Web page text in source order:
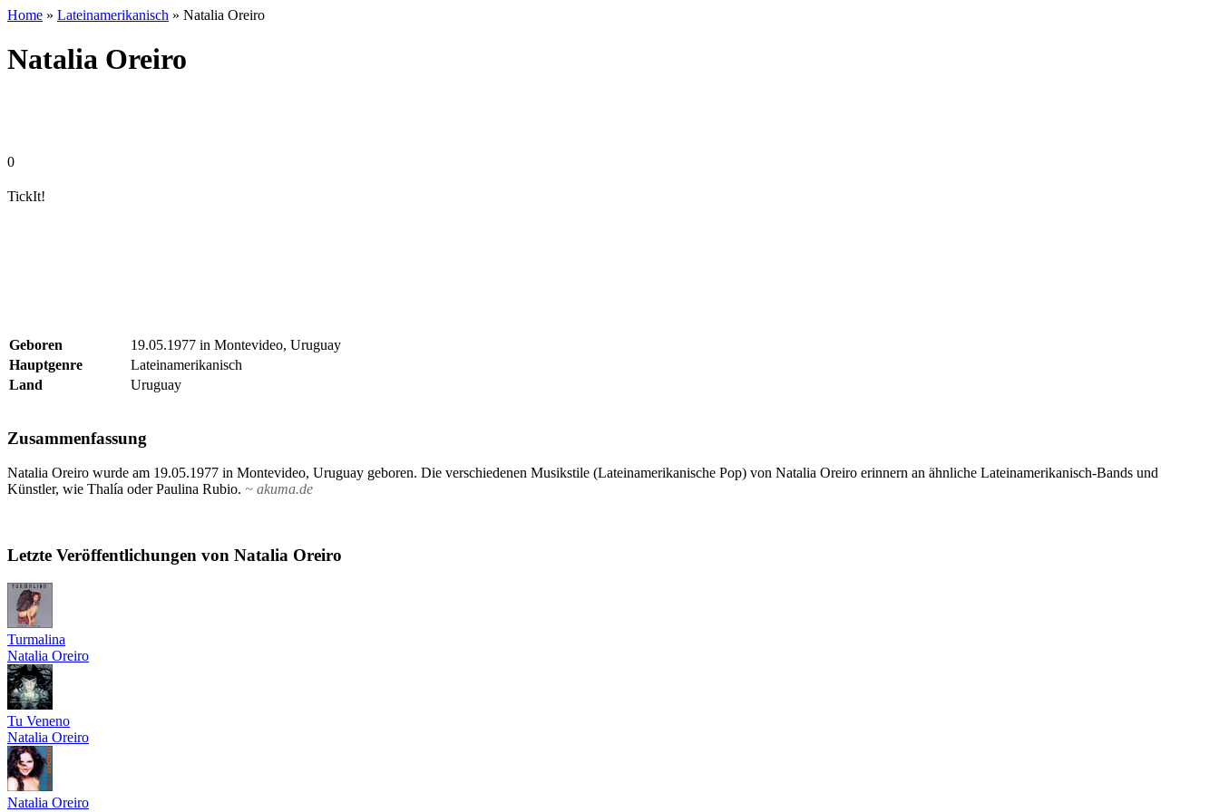
Home » Lateinamerikanisch » Natalia Oreiro
Natalia Oreiro
0
TickIt!
Geboren
19.05.1977 in Montevideo, Uruguay
Hauptgenre
Lateinamerikanisch
Land
Uruguay
Zusammenfassung
Natalia Oreiro wurde am 19.05.1977 in Montevideo, Uruguay geboren. Die verschiedenen Musikstile (Lateinamerikanische Pop) von Natalia Oreiro erinnern an ähnliche Lateinamerikanisch-Bands und
Künstler, wie Thalía oder Paulina Rubio. ~ akuma.de
Letzte Veröffentlichungen von Natalia Oreiro
Turmalina
Natalia Oreiro
Tu Veneno
Natalia Oreiro
Natalia Oreiro